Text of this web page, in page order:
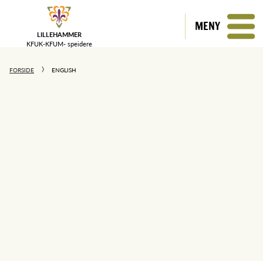
LILLEHAMMER
KFUK-KFUM- speidere
MENY
FORSIDE ENGLISH